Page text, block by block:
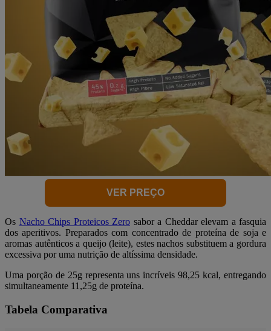
VER PREÇO
Os Nacho Chips Proteicos Zero sabor a Cheddar elevam a fasquia
dos aperitivos. Preparados com concentrado de proteína de soja e
aromas autênticos a queijo (leite), estes nachos substituem a gordura
excessiva por uma nutrição de altíssima densidade.
Uma porção de 25g representa uns incríveis 98,25 kcal, entregando
simultaneamente 11,25g de proteína.
Tabela Comparativa